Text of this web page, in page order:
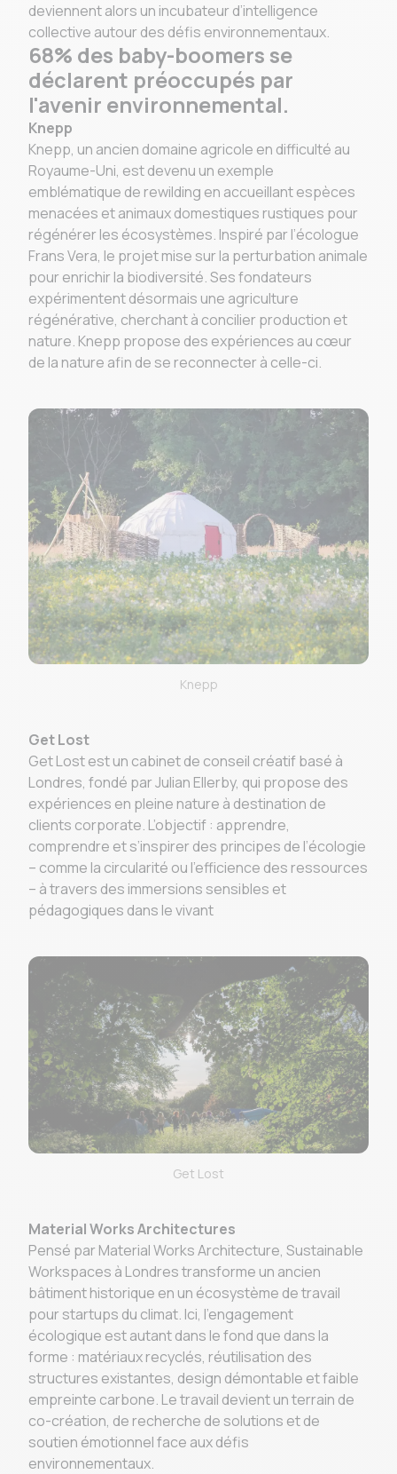
deviennent alors un incubateur d’intelligence
collective autour des défis environnementaux.
68% des baby-boomers se
déclarent préoccupés par
l'avenir environnemental.
Knepp
Knepp, un ancien domaine agricole en difficulté au
Royaume-Uni, est devenu un exemple
emblématique de rewilding en accueillant espèces
menacées et animaux domestiques rustiques pour
régénérer les écosystèmes. Inspiré par l’écologue
Frans Vera, le projet mise sur la perturbation animale
pour enrichir la biodiversité. Ses fondateurs
expérimentent désormais une agriculture
régénérative, cherchant à concilier production et
nature. Knepp propose des expériences au cœur
de la nature afin de se reconnecter à celle-ci.
Knepp
Get Lost
Get Lost est un cabinet de conseil créatif basé à
Londres, fondé par Julian Ellerby, qui propose des
expériences en pleine nature à destination de
clients corporate. L’objectif : apprendre,
comprendre et s’inspirer des principes de l’écologie
– comme la circularité ou l’efficience des ressources
– à travers des immersions sensibles et
pédagogiques dans le vivant
Get Lost
Material Works Architectures
Pensé par Material Works Architecture, Sustainable
Workspaces à Londres transforme un ancien
bâtiment historique en un écosystème de travail
pour startups du climat. Ici, l’engagement
écologique est autant dans le fond que dans la
forme : matériaux recyclés, réutilisation des
structures existantes, design démontable et faible
empreinte carbone. Le travail devient un terrain de
co-création, de recherche de solutions et de
soutien émotionnel face aux défis
environnementaux.